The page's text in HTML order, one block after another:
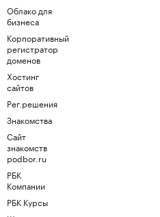
Облако для
бизнеса
Корпоративный
регистратор
доменов
Хостинг
сайтов
Рег.решения
Знакомства
Сайт
знакомств
podbor.ru
РБК
Компании
РБК Курсы